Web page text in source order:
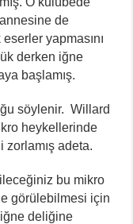
de
yapmasını
derken iğne
başlamış.
söylenir. Willard
heykellerinde
zorlamış adeta.
bu mikro
görülebilmesi için
deliğine